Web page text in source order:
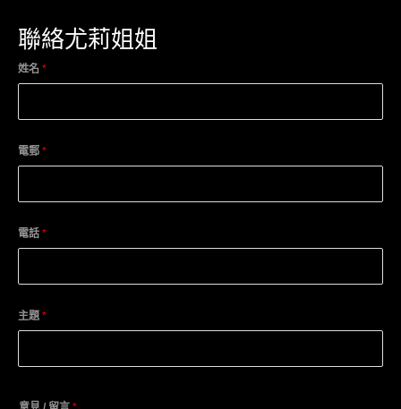
聯絡尤莉姐姐
姓名 *
電郵 *
電話 *
主題 *